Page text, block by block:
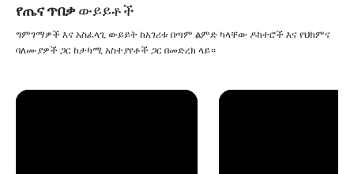
የጤና ጥበቃውይይቶች
ግምገማዎች እና አስፈላጊ ውይይት ከአገሪቱ በጣም ልምድ ካላቸው ዶክተሮች እና የህክምና
ባለሙያዎች ጋር ከታካሚ አስተያየቶች ጋር በመድረክ ላይ።